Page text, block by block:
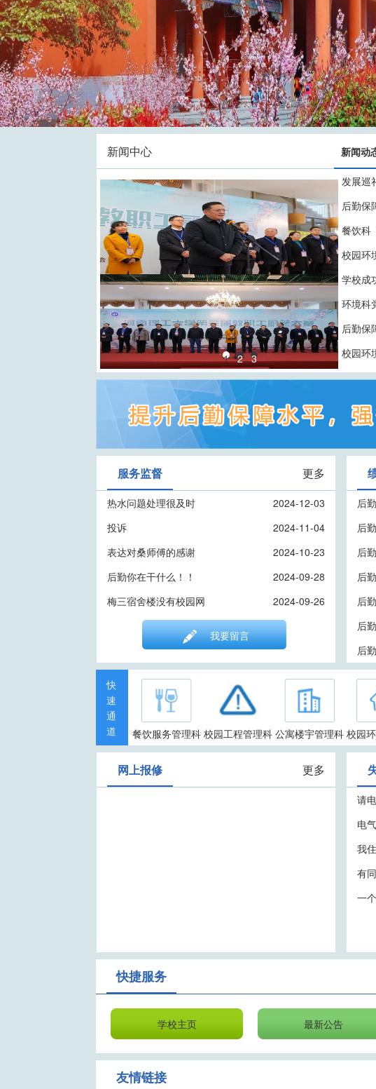
新闻中心 新闻动
1 2 3
学校成
服务监督 更多
2024-12-03
热水问题处理很及时
2024-11-04
投诉
2024-10-23
表达对桑师傅的感谢
2024-09-28
后勤你在干什么！！
2024-09-26
梅三宿舍楼没有校园网
我要留言
后
后
后
后
后
后
后
快
速
通
道
餐饮服务管理科 校园工程管理科 公寓楼宇管理科 校园
网上报修 更多
请
我
快捷服务
学校主页 最新公告
友情链接